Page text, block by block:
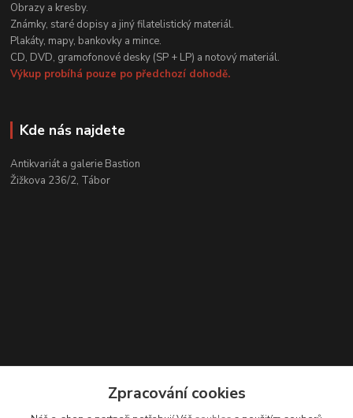
Obrazy a kresby.
Známky, staré dopisy a jiný filatelistický materiál.
Plakáty, mapy, bankovky a mince.
CD, DVD, gramofonové desky (SP + LP) a notový materiál.
Výkup probíhá pouze po předchozí dohodě.
Kde nás najdete
Antikvariát a galerie Bastion
Žižkova 236/2, Tábor
Kontakty
Zpracování cookies